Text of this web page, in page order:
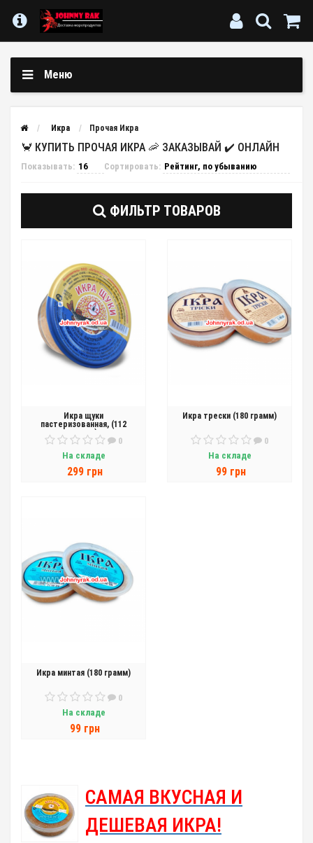
Меню
Икра Прочая Икра
🦀 КУПИТЬ ПРОЧАЯ ИКРА 🦐 ЗАКАЗЫВАЙ ✔️ ОНЛАЙН
Показывать: Сортировать:
ФИЛЬТР ТОВАРОВ
Икра щуки
пастеризованная, (112
грамм)
0
На складе
299 грн
Икра трески (180 грамм)
0
На складе
99 грн
Икра минтая (180 грамм)
0
На складе
99 грн
САМАЯ ВКУСНАЯ И
ДЕШЕВАЯ ИКРА!